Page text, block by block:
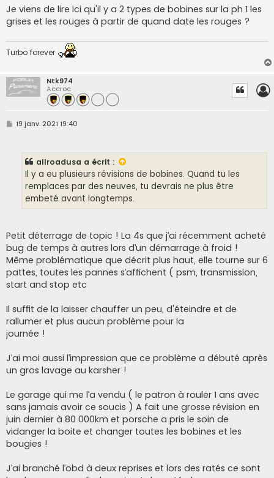
s
a
g
Je viens de lire ici qu'il y a 2 types de bobines sur la ph 1 les
grises et les rouges à partir de quand date les rouges ?
Turbo forever
Ntk974
Accroc
M
19 janv. 2021 19:40
allroadusa a écrit :
Il y a eu plusieurs révisions de bobines. Quand tu les
remplaces par des neuves, tu devrais ne plus être
embeté avant longtemps.
Petit déterrage de topic ! La 4s que j’ai récemment acheté
bug de temps à autres lors d’un démarrage à froid !
Même problématique que décrit plus haut, elle tourne sur 6
pattes, toutes les pannes s’affichent ( psm, transmission,
start and stop etc
Il suffit de la laisser chauffer un peu, d'éteindre et de
rallumer et plus aucun problème pour la
journée !
J’ai moi aussi l’impression que ce problème a débuté après
un gros lavage au karsher !
Le garage qui me l’a vendu ( le patron à rouler 1 ans avec
sans jamais avoir ce soucis ) A fait une grosse révision en
juin dernier à 80 000km et porsche a pris le soin de
vidanger la boite et changer toutes les bobines et les
bougies !
J’ai branché l’obd à deux reprises et lors des ratés ce sont